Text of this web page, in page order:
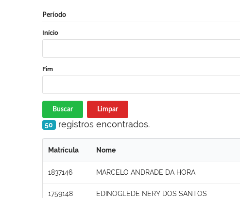
Período
Início
Fim
Buscar Limpar
50 registros encontrados.
Matrícula Nome
1837146 MARCELO ANDRADE DA HORA
1759148 EDINOGLEDE NERY DOS SANTOS